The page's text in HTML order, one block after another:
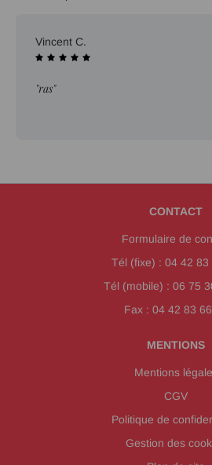
Vincent C.
"ras"
CONTACT
Formulaire de
Tél (fixe) : 04 42 83
Tél (mobile) : 06 75
Fax : 04 42 83
MENTIONS
Mentions
CGV
Politique de
Gestion des